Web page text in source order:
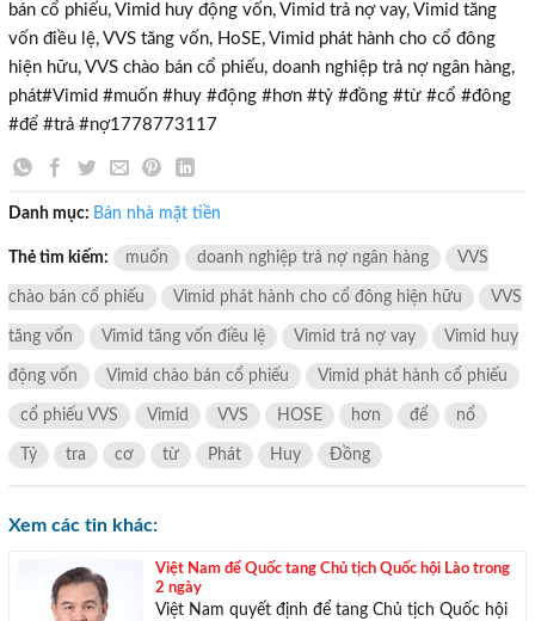
×
bán cổ phiếu, Vimid huy động vốn, Vimid trả nợ vay, Vimid tăng
vốn điều lệ, VVS tăng vốn, HoSE, Vimid phát hành cho cổ đông
hiện hữu, VVS chào bán cổ phiếu, doanh nghiệp trả nợ ngân hàng,
phát#Vimid #muốn #huy #động #hơn #tỷ #đồng #từ #cổ #đông
#để #trả #nợ1778773117
Danh mục: Bán nhà mặt tiền
Thẻ tìm kiếm: muốn doanh nghiệp trả nợ ngân hàng VVS
chào bán cổ phiếu Vimid phát hành cho cổ đông hiện hữu VVS
tăng vốn Vimid tăng vốn điều lệ Vimid trả nợ vay Vimid huy
động vốn Vimid chào bán cổ phiếu Vimid phát hành cổ phiếu
cổ phiếu VVS Vimid VVS HOSE hơn để nổ
Tỷ tra cơ từ Phát Huy Đồng
Xem các tin khác:
Việt Nam để Quốc tang Chủ tịch Quốc hội Lào trong
2 ngày
Việt Nam quyết định để tang Chủ tịch Quốc hội